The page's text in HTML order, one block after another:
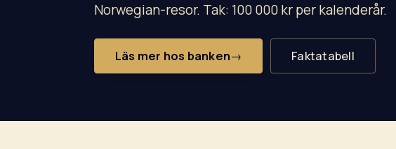
Norwegian-resor. Tak: 100 000 kr per kalenderår.
Läs mer hos banken Faktatabell